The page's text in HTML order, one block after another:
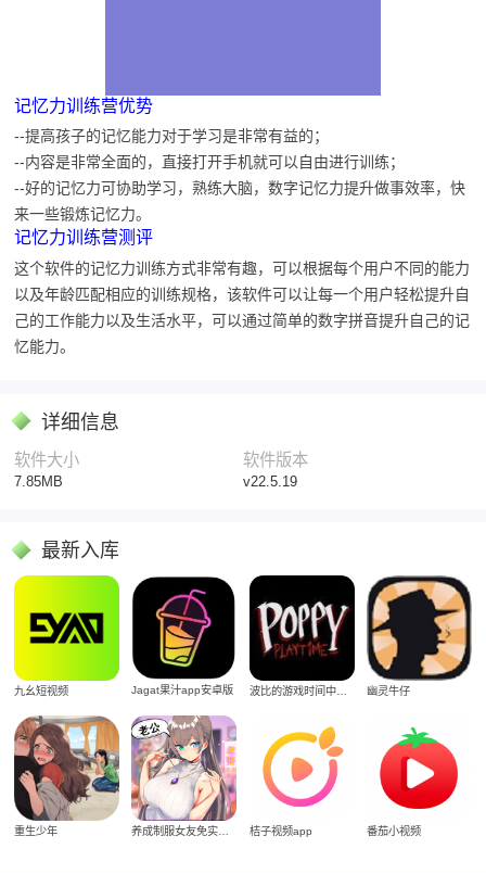
记忆力训练营优势
--提高孩子的记忆能力对于学习是非常有益的；
--内容是非常全面的，直接打开手机就可以自由进行训练；
--好的记忆力可协助学习，熟练大脑，数字记忆力提升做事效率，快
来一些锻炼记忆力。
记忆力训练营测评
这个软件的记忆力训练方式非常有趣，可以根据每个用户不同的能力
以及年龄匹配相应的训练规格，该软件可以让每一个用户轻松提升自
己的工作能力以及生活水平，可以通过简单的数字拼音提升自己的记
忆能力。
详细信息
软件大小
7.85MB
软件版本
v22.5.19
最新入库
九幺短视频 Jagat果汁app安卓版 波比的游戏时间中文版 幽灵牛仔
重生少年 养成制服女友免实名制安装 桔子视频app 番茄小视频